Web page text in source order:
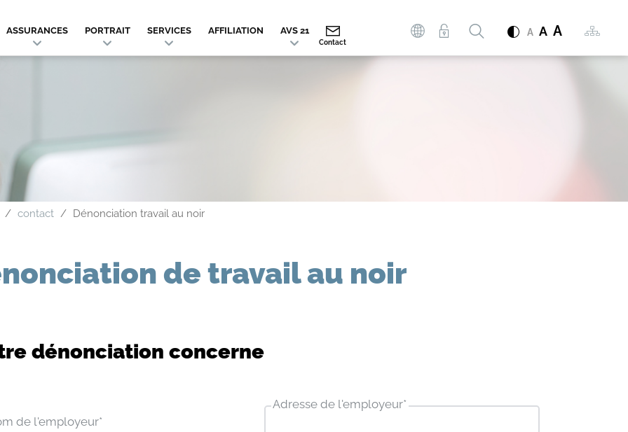
ASSURANCES PORTRAIT SERVICES AFFILIATION AVS 21
Contact
A A A
Mots
clés
Rechercher
contact Dénonciation travail au noir
de travail au noir
dénonciation concerne
de l'employeur*
Adresse de l'employeur*